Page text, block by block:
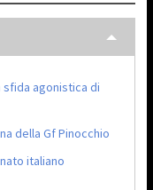
sfida agonistica di
della Gf Pinocchio
italiano